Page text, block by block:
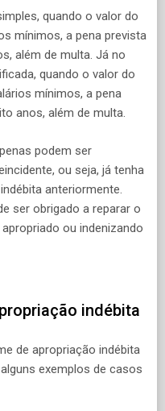
quando o valor do
mínimos, a pena prevista
além de multa. Já no
quando o valor do
mínimos, a pena
anos, além de multa.
podem ser
ou seja, já tenha
anteriormente.
ser obrigado a reparar o
ou indenizando
indébita
de apropriação indébita
exemplos de casos